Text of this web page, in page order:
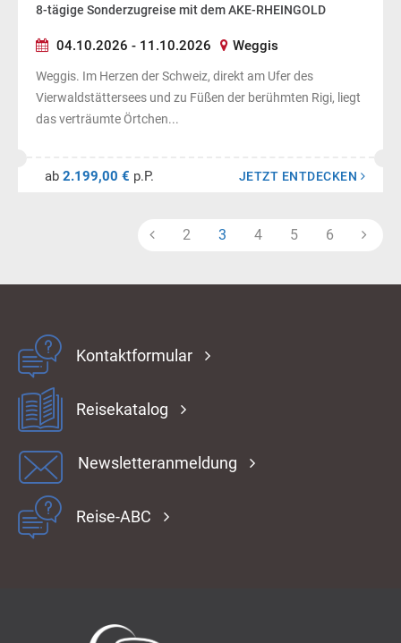
8-tägige Sonderzugreise mit dem AKE-RHEINGOLD
04.10.2026 - 11.10.2026 Weggis
Weggis. Im Herzen der Schweiz, direkt am Ufer des
Vierwaldstättersees und zu Füßen der berühmten Rigi, liegt
das verträumte Örtchen...
ab 2.199,00 € p.P. JETZT ENTDECKEN
2 3 4 5 6
Kontaktformular
Reisekatalog
Newsletteranmeldung
Reise-ABC